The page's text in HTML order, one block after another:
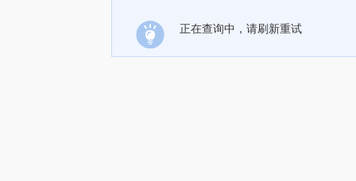
正在查询中，请刷新重试